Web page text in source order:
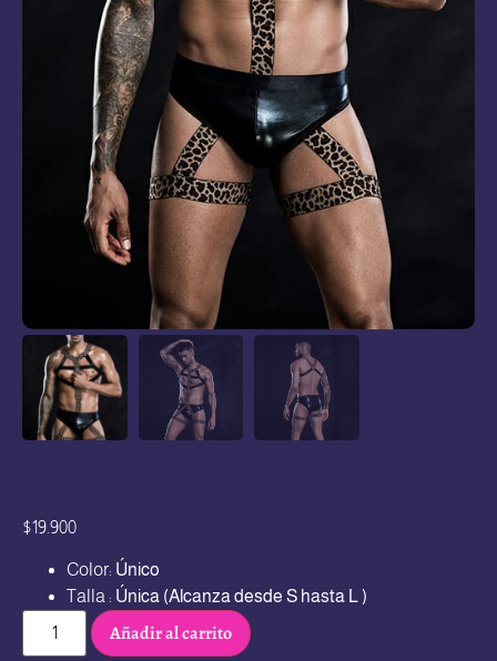
$19.900
Color: Único
Talla : Única (Alcanza desde S hasta L )
Añadir al carrito